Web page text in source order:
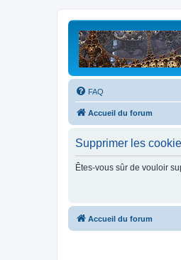
FAQ
Accueil du forum
Supprimer les
Êtes-vous sûr de vouloir
Accueil du forum